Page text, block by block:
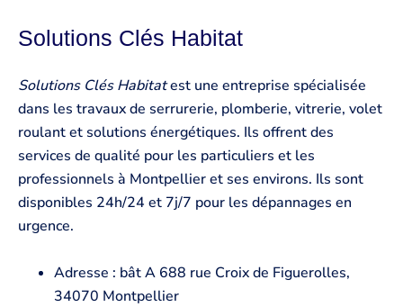
Solutions Clés Habitat
Solutions Clés Habitatest une entreprise spécialisée
dans les travaux de serrurerie, plomberie, vitrerie, volet
roulant et solutions énergétiques. Ils offrent des
services de qualité pour les particuliers et les
professionnels à Montpellier et ses environs. Ils sont
disponibles 24h/24 et 7j/7 pour les dépannages en
urgence.
Adresse : bât A 688 rue Croix de Figuerolles,
34070 Montpellier